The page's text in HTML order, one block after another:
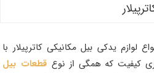
لوازم یدکی بیل مکانیکی کاترپیلار با
کیفیت که همگی از نوع قطعات بیل